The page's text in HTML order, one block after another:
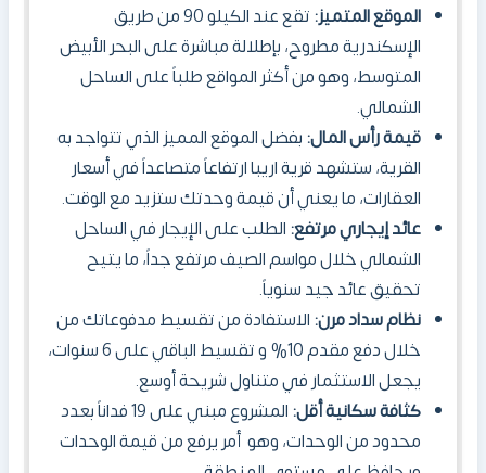
الموقع المتميز:
تقع عند الكيلو 90 من طريق
الإسكندرية مطروح، بإطلالة مباشرة على البحر الأبيض
المتوسط، وهو من أكثر المواقع طلباً على الساحل
الشمالي.
قيمة رأس المال:بفضل الموقع المميز الذي تتواجد به
القرية، ستشهد قرية اريبا ارتفاعاً متصاعداً في أسعار
العقارات، ما يعني أن قيمة وحدتك ستزيد مع الوقت.
عائد إيجاري مرتفع:الطلب على الإيجار في الساحل
الشمالي خلال مواسم الصيف مرتفع جداً، ما يتيح
تحقيق عائد جيد سنوياً.
نظام سداد مرن:الاستفادة من تقسيط مدفوعاتك من
خلال دفع مقدم 10% و تقسيط الباقي على 6 سنوات،
يجعل الاستثمار في متناول شريحة أوسع.
كثافة سكانية أقل:
المشروع مبني على 19 فداناً بعدد
محدود من الوحدات، وهو أمر يرفع من قيمة الوحدات